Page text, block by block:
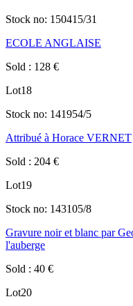
Stock no: 150415/31
ECOLE ANGLAISE
Sold : 128 €
Lot18
Stock no: 141954/5
Attribué à Horace VERNET
Sold : 204 €
Lot19
Stock no: 143105/8
Gravure noir et blanc par
l'auberge
Sold : 40 €
Lot20